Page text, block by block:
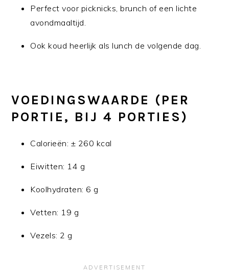
Perfect voor picknicks, brunch of een lichte
avondmaaltijd.
Ook koud heerlijk als lunch de volgende dag.
VOEDINGSWAARDE (PER
PORTIE, BIJ 4 PORTIES)
Calorieën: ± 260 kcal
Eiwitten: 14 g
Koolhydraten: 6 g
Vetten: 19 g
Vezels: 2 g